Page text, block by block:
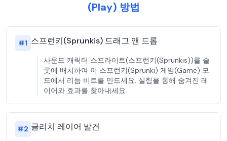
(Play) 방법
#1 스프런키(Sprunkis) 드래그 앤 드롭
사운드 캐릭터 스프라이트(스프런키(Sprunkis))를 슬
롯에 배치하여 이 스프런키(Sprunki) 게임(Game) 모
드에서 리듬 비트를 만드세요. 실험을 통해 숨겨진 레
이어와 효과를 찾아내세요.
#2 글리치 레이어 발견